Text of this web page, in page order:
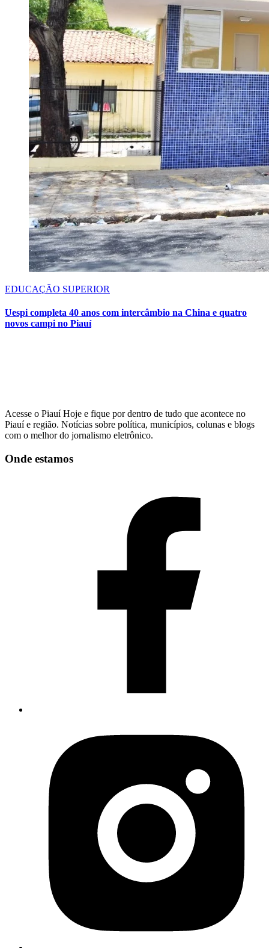
EDUCAÇÃO SUPERIOR
Uespi completa 40 anos com intercâmbio na China e quatro
novos campi no Piauí
Acesse o Piauí Hoje e fique por dentro de tudo que acontece no
Piauí e região. Notícias sobre política, municípios, colunas e blogs
com o melhor do jornalismo eletrônico.
Onde estamos